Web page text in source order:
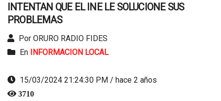
INTENTAN QUE EL INE LE SOLUCIONE SUS
PROBLEMAS
Por ORURO RADIO FIDES
En INFORMACION LOCAL
15/03/2024 21:24:30 PM / hace 2 años
3710